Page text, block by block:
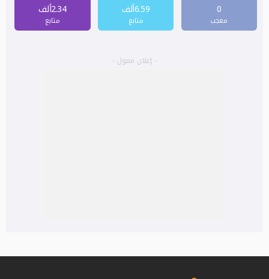
0
معجب
6.59ألف
متابع
2.34ألف
متابع
- إعلان ممول -